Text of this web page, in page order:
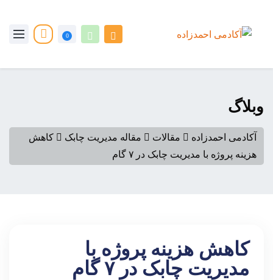
0
وبلاگ
آکادمی احمدزاده مقالات مقاله مدیریت چابک
کاهش
هزینه پروژه با مدیریت چابک در ۷ گام
کاهش هزینه پروژه با
مدیریت چابک در ۷ گام